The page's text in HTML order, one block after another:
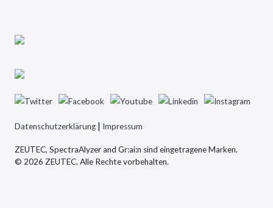
Datenschutzerklärung | Impressum
ZEUTEC, SpectraAlyzer and Gr:ai:n sind eingetragene Marken.
© 2026 ZEUTEC. Alle Rechte vorbehalten.